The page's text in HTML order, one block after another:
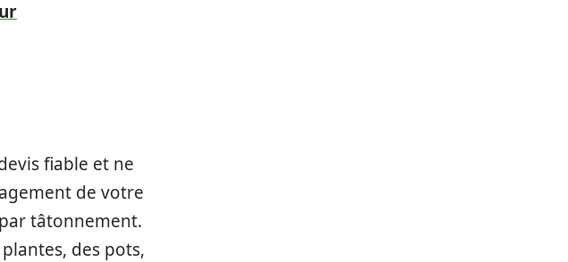
fiable et ne
de votre
tâtonnement.
des pots,